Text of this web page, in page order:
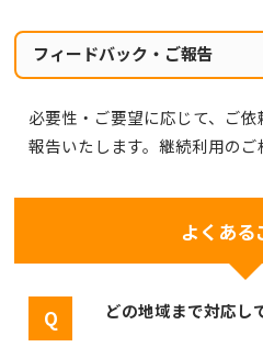
フィードバック・ご報告
必要性・ご要望に応じて、ご
報告いたします。継続利用のご
よくある
どの地域まで対応し